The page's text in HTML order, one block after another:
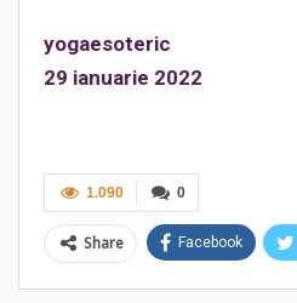
yogaesoteric
29 ianuarie 2022
0
1.090
Share Facebook